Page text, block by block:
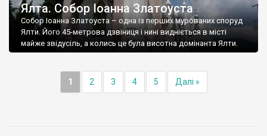
Ялта. Собор Іоанна Златоуста
Собор Іоанна Златоуста – одна із перших мурованих споруд
Ялти. Його 45-метрова дзвіниця і нині видніється в місті
майже звідусіль, а колись це була висотна домінанта Ялти.
1 2 3 4 5 Далі »